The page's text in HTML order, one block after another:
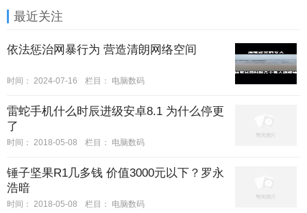
最近关注
依法惩治网暴行为 营造清朗网络空间
时间： 2024-07-16 栏目： 电脑数码
雷蛇手机什么时辰进级安卓8.1 为什么停更
了
时间： 2018-05-08 栏目： 电脑数码
锤子坚果R1几多钱 价值3000元以下？罗永
浩暗
时间： 2018-05-08 栏目： 电脑数码